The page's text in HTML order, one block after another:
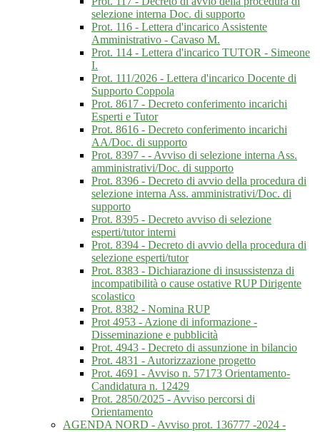
selezione interna Doc. di supporto
Prot. 116 - Lettera d'incarico Assistente
Amministrativo - Cavaso M.
Prot. 114 - Lettera d'incarico TUTOR - Simeone
I.
Prot. 111/2026 - Lettera d'incarico Docente di
Supporto Coppola
Prot. 8617 - Decreto conferimento incarichi
Esperti e Tutor
Prot. 8616 - Decreto conferimento incarichi
AA/Doc. di supporto
Prot. 8397 - - Avviso di selezione interna Ass.
amministrativi/Doc. di supporto
Prot. 8396 - Decreto di avvio della procedura di
selezione interna Ass. amministrativi/Doc. di
supporto
Prot. 8395 - Decreto avviso di selezione
esperti/tutor interni
Prot. 8394 - Decreto di avvio della procedura di
selezione esperti/tutor
Prot. 8383 - Dichiarazione di insussistenza di
incompatibilità o cause ostative RUP Dirigente
scolastico
Prot. 8382 - Nomina RUP
Prot 4953 - Azione di informazione -
Disseminazione e pubblicità
Prot. 4943 - Decreto di assunzione in bilancio
Prot. 4831 - Autorizzazione progetto
Prot. 4691 - Avviso n. 57173 Orientamento-
Candidatura n. 12429
Prot. 2850/2025 - Avviso percorsi di
Orientamento
AGENDA NORD - Avviso prot. 136777 -2024 -